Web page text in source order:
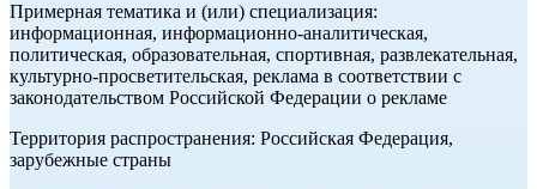
Примерная тематика и (или) специализация:
информационная, информационно-аналитическая,
политическая, образовательная, спортивная, развлекательная,
культурно-просветительская, реклама в соответствии с
законодательством Российской Федерации о рекламе
Территория распространения: Российская Федерация,
зарубежные страны